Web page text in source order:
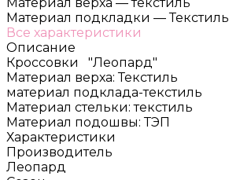
Материал подкладки — Текстиль
Все характеристики
Описание
Кроссовки "Леопард"
Материал верха: Текстиль
материал подклада-текстиль
Материал стельки: текстиль
Материал подошвы: ТЭП
Характеристики
Производитель
Леопард